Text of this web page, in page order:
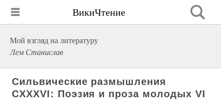
ВикиЧтение
Мой взгляд на литературу
Лем Станислав
Сильвические размышления
CXXXVI: Поэзия и проза молодых VI